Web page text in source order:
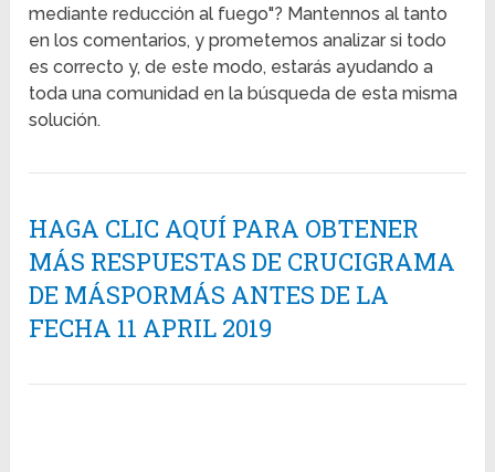
mediante reducción al fuego"? Mantennos al tanto
en los comentarios, y prometemos analizar si todo
es correcto y, de este modo, estarás ayudando a
toda una comunidad en la búsqueda de esta misma
solución.
HAGA CLIC AQUÍ PARA OBTENER
MÁS RESPUESTAS DE CRUCIGRAMA
DE MÁSPORMÁS ANTES DE LA
FECHA 11 APRIL 2019